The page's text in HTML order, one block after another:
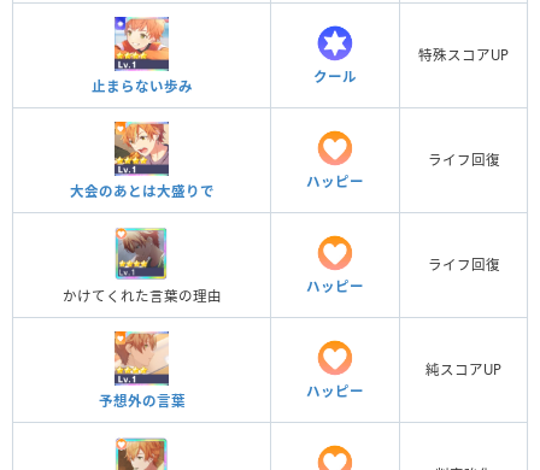
止まらない歩み
クール
特殊スコアUP
大会のあとは大盛りで
ハッピー
ライフ回復
かけてくれた言葉の理由
ハッピー
ライフ回復
予想外の言葉
ハッピー
純スコアUP